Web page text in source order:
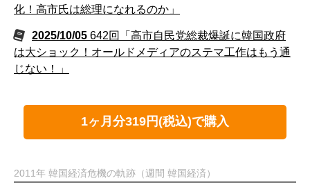
化！高市氏は総理になれるのか」
2025/10/05 642回「高市自民党総裁爆誕に韓国政府
は大ショック！オールドメディアのステマ工作はもう通
じない！」
1ヶ月分319円(税込)で購入
2011年 韓国経済危機の軌跡（週間 韓国経済）